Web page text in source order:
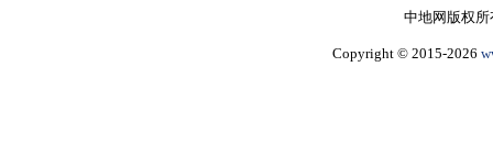
中地网版权
Copyright © 2015-2026